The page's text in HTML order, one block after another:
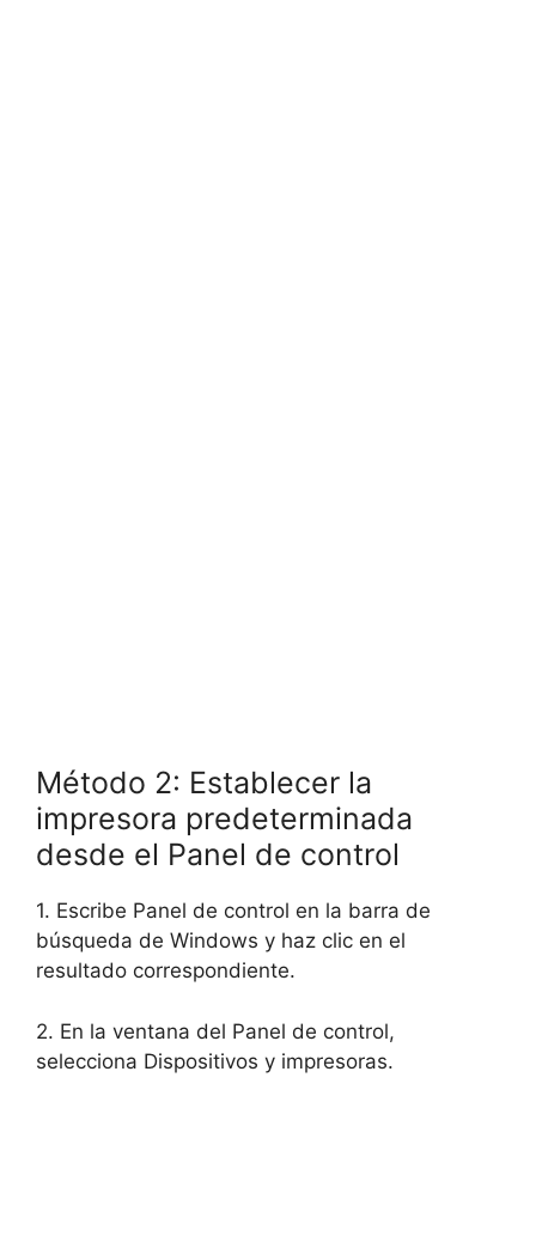
Método 2: Establecer la
impresora predeterminada
desde el Panel de control
1. Escribe Panel de control en la barra de
búsqueda de Windows y haz clic en el
resultado correspondiente.
2. En la ventana del Panel de control,
selecciona Dispositivos y impresoras.